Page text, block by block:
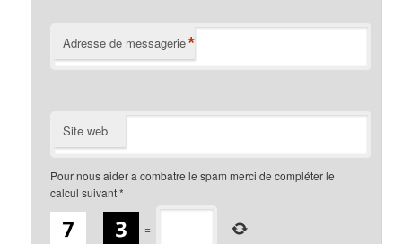
Adresse de messagerie*
Site web
Pour nous aider a combatre le spam merci de compléter le
calcul suivant*
− =